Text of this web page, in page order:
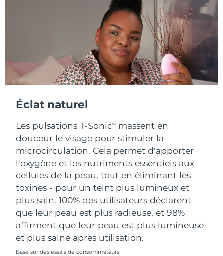
Éclat naturel
Les pulsations T-SonicTM
massent en
douceur le visage pour stimuler la
microcirculation. Cela permet d'apporter
l'oxygène et les nutriments essentiels aux
cellules de la peau, tout en éliminant les
toxines - pour un teint plus lumineux et
plus sain. 100% des utilisateurs déclarent
que leur peau est plus radieuse, et 98%
affirment que leur peau est plus lumineuse
et plus saine après utilisation.
Basé sur des essais de consommateurs